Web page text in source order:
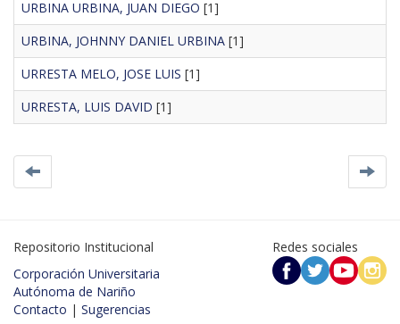
URBINA URBINA, JUAN DIEGO [1]
URBINA, JOHNNY DANIEL URBINA [1]
URRESTA MELO, JOSE LUIS [1]
URRESTA, LUIS DAVID [1]
Repositorio Institucional
Corporación Universitaria
Autónoma de Nariño
Contacto | Sugerencias
Redes sociales